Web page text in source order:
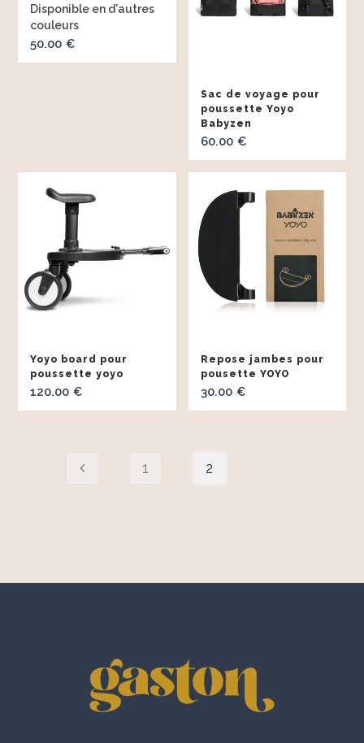
50.00 €
Sac de voyage pour
poussette Yoyo
Babyzen
60.00 €
Yoyo board pour
poussette yoyo
120.00 €
Repose jambes pour
pousette YOYO
30.00 €
1 2